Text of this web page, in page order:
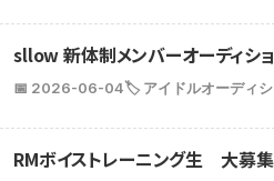
sllow 新体制メンバーオーディシ
📅 2026-06-04🏷️ アイドルオーディ
RMボイストレーニング生 大募集